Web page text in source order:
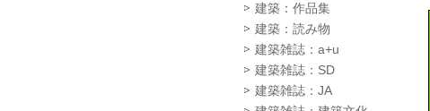
建築：作品集
建築：読み物
建築雑誌：a+u
建築雑誌：SD
建築雑誌：JA